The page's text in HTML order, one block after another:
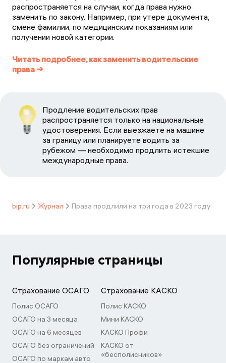
распространяется на случаи, когда права нужно
заменить по закону. Например, при утере документа,
смене фамилии, по медицинским показаниям или
получении новой категории.
Читать подробнее, как заменить водительские
права →
Продление водительских прав
распространяется только на национальные
удостоверения. Если выезжаете на машине
за границу или планируете водить за
рубежом — необходимо продлить истекшие
международные права.
bip.ru Журнал Права продлили на три года в 2023 году
Популярные страницы
Страхование ОСАГО
Полис ОСАГО
ОСАГО на 3 месяца
ОСАГО на 6 месяцев
ОСАГО без ограничений
ОСАГО по маркам авто
Страхование КАСКО
Полис КАСКО
Мини КАСКО
КАСКО Профи
КАСКО от
«бесполисников»